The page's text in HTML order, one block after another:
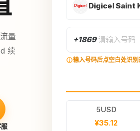
量
续
Digicel Saint
+1869 请输入号码
输入号码后点空白处识别
5USD
¥35.12